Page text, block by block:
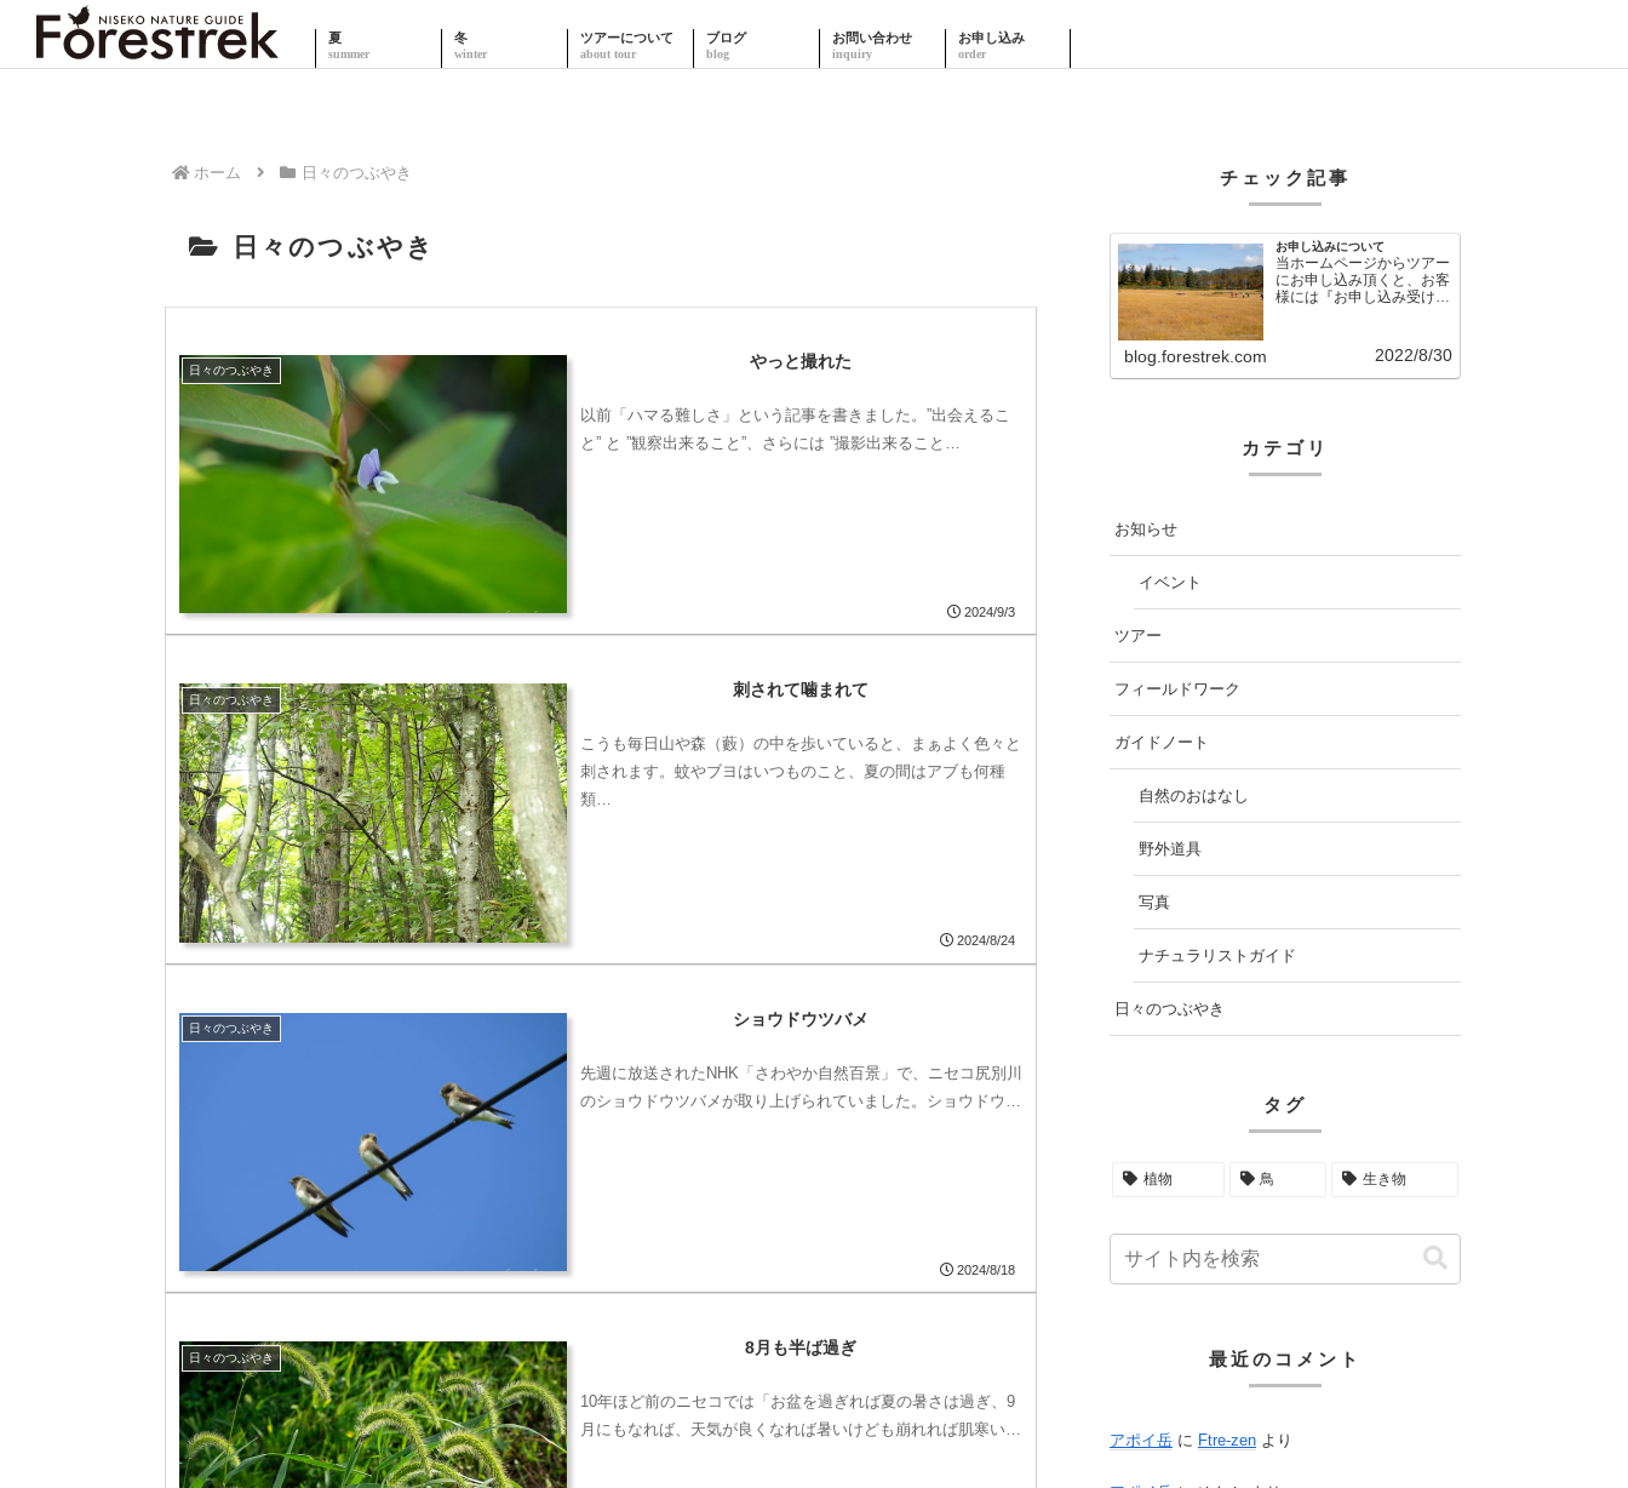
夏 冬 ツアーについて ブログ お問い合わせ お申し込み
ホーム 日々のつぶやき
日々のつぶやき
日々のつぶやき やっと撮れた
以前「ハマる難しさ」という記事を書きました。”出会えるこ
と” と ”観察出来ること”、さらには ”撮影出来ること…
2024/9/3
日々のつぶやき 刺されて噛まれて
こうも毎日山や森（藪）の中を歩いていると、まぁよく色々と
刺されます。蚊やブヨはいつものこと、夏の間はアブも何種
類…
2024/8/24
日々のつぶやき ショウドウツバメ
先週に放送されたNHK「さわやか自然百景」で、ニセコ尻別川
のショウドウツバメが取り上げられていました。ショウドウ…
2024/8/18
日々のつぶやき 8月も半ば過ぎ
10年ほど前のニセコでは「お盆を過ぎれば夏の暑さは過ぎ、9
月にもなれば、天気が良くなれば暑いけども崩れれば肌寒い…
チェック記事
お申し込みについて
当ホームページからツアー
にお申し込み頂くと、お客
様には『お申し込み受け付
blog.forestrek.com 2022/8/30
カテゴリ
お知らせ
イベント
ツアー
フィールドワーク
ガイドノート
自然のおはなし
野外道具
写真
ナチュラリストガイド
日々のつぶやき
タグ
植物 鳥 生き物
最近のコメント
アポイ岳 に Ftre-zen より